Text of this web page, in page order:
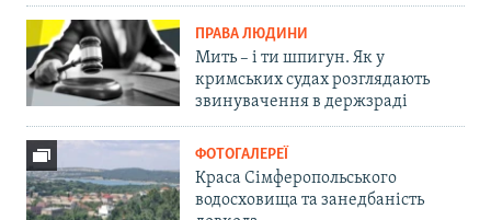
ПРАВА ЛЮДИНИ
Мить – і ти шпигун. Як у
кримських судах розглядають
звинувачення в держзраді
ФОТОГАЛЕРЕЇ
Краса Сімферопольського
водосховища та занедбаність